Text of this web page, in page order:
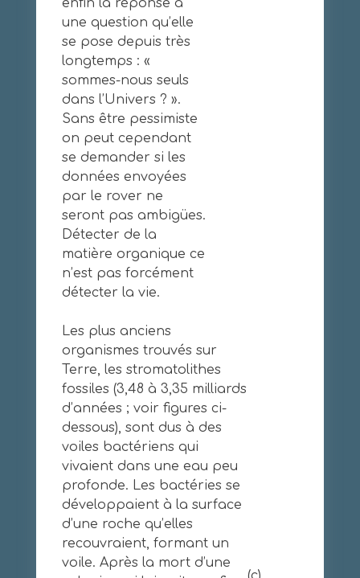
enfin la réponse à
une question qu’elle
se pose depuis très
longtemps : «
sommes-nous seuls
dans l’Univers ? ».
Sans être pessimiste
on peut cependant
se demander si les
données envoyées
par le rover ne
seront pas ambigües.
Détecter de la
matière organique ce
n’est pas forcément
détecter la vie.
Les plus anciens
organismes trouvés sur
Terre, les stromatolithes
fossiles (3,48 à 3,35 milliards
d’années ; voir figures ci-
dessous), sont dus à des
voiles bactériens qui
vivaient dans une eau peu
profonde. Les bactéries se
développaient à la surface
d’une roche qu’elles
recouvraient, formant un
voile. Après la mort d’une